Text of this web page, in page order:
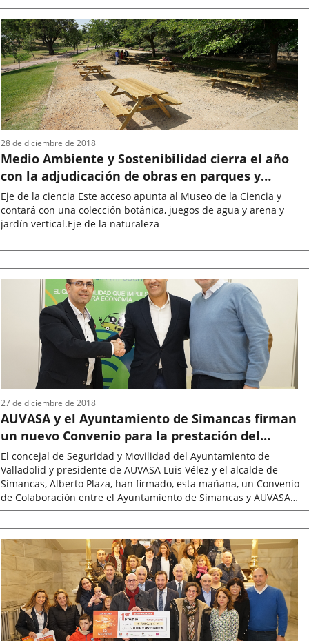
de
la
noticia
Medio Ambiente y Sostenibilidad cierra el año
con la adjudicación de obras en parques y
jardines y diferentes actuaciones del servicio de
limpieza
Eje de la ciencia Este acceso apunta al Museo de la Ciencia y
contará con una colección botánica, juegos de agua y arena y
jardín vertical.Eje de la naturaleza
de
la
28 de diciembre de 2018
AUVASA y el Ayuntamiento de Simancas firman
un nuevo Convenio para la prestación del
servicio de transporte público colectivo
El concejal de Seguridad y Movilidad del Ayuntamiento de
Valladolid y presidente de AUVASA Luis Vélez y el alcalde de
Simancas, Alberto Plaza, han firmado, esta mañana, un Convenio
de Colaboración entre el Ayuntamiento de Simancas y AUVASA
sobre prestación...
de
la
27 de diciembre de 2018